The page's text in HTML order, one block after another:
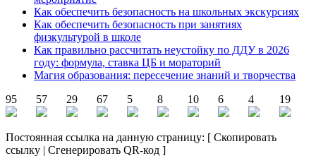
Как обеспечить безопасность на школьных экскурсиях
Как обеспечить безопасность при занятиях
физкультурой в школе
Как правильно рассчитать неустойку по ДДУ в 2026
году: формула, ставка ЦБ и мораторий
Магия образования: пересечение знаний и творчества
95
57 29 67 5 8 10 6 4 19
Постоянная ссылка на данную страницу: [ Скопировать
ссылку | Сгенерировать QR-код ]